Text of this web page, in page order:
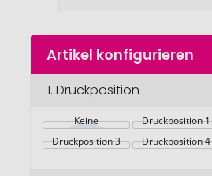
Zum
Anfang
Bildgalerie
Artikel konfigurieren
1. Druckposition
Keine Druckposition 1
Druckposition 3
Druckposition 4